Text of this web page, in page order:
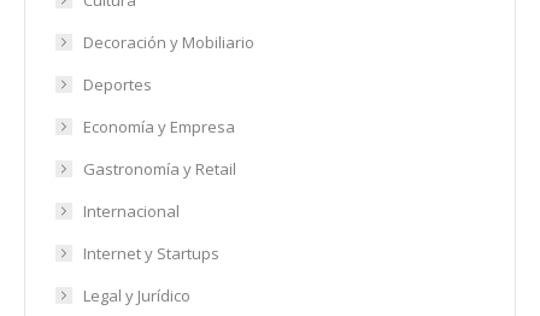
Decoración y Mobiliario
Deportes
Economía y Empresa
Gastronomía y Retail
Internacional
Internet y Startups
Legal y Jurídico